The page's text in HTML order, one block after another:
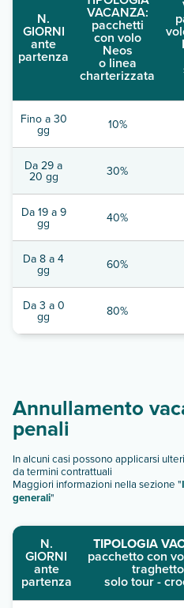
N.
GIORNI
ante
partenza
VACANZA:
pacchetti
con volo
Neos
o linea
charterizzata
Fino a 30
gg 10%
Da 29 a
20 gg 30%
Da 19 a 9
gg 40%
Da 8 a 4
gg 60%
Da 3 a 0
gg 80%
Annullamento
penali
In alcuni casi possono applicarsi
da termini contrattuali
Maggiori informazioni nella sezione "
generali"
N.
GIORNI
ante
partenza
TIPOLOGIA
pacchetto con
traghetto
solo tour -